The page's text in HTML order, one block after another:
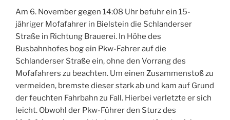
Am 6. November gegen 14:08 Uhr befuhr ein 15-
jähriger Mofafahrer in Bielstein die Schlanderser
Straße in Richtung Brauerei. In Höhe des
Busbahnhofes bog ein Pkw-Fahrer auf die
Schlanderser Straße ein, ohne den Vorrang des
Mofafahrers zu beachten. Um einen Zusammenstoß zu
vermeiden, bremste dieser stark ab und kam auf Grund
der feuchten Fahrbahn zu Fall. Hierbei verletzte er sich
leicht. Obwohl der Pkw-Führer den Sturz des